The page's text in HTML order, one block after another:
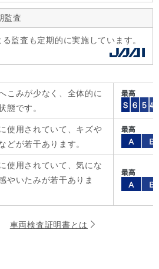
監査
監査も定期的に実施しています。
こみが少なく、全体的に
態です。
使用されていて、キズや
どが若干あります。
使用されていて、気にな
やいたみが若干ありま
車両検査証明書とは